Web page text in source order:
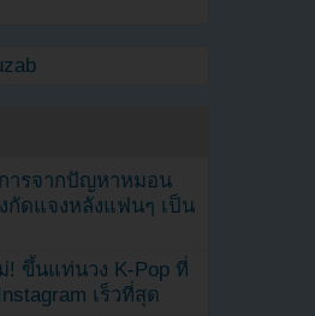
ารจากปัญหาหมอน
กัดแจงหลังแฟนๆ เป็น
! ขึ้นแท่นวง K-Pop ที่
เร็วที่สุด